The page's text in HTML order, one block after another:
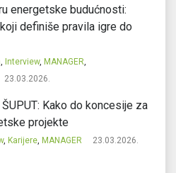
energetske budućnosti:
definiše pravila igre do
Interview, MANAGER
23.03.2026.
Kako do koncesije za
projekte
, Karijere, MANAGER 23.03.2026.